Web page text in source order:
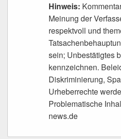
Hinweis:
Meinung der
respektvoll und
sein; Unbestätigtes
kennzeichnen.
Diskriminierung,
Urheberrechte
Problematische
news.de